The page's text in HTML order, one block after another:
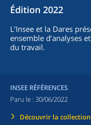
Édition 2022
L’Insee et la Dares
ensemble d’analyses
du travail.
INSEE RÉFÉRENCES
Paru le : 30/06/2022
Découvrir la collection